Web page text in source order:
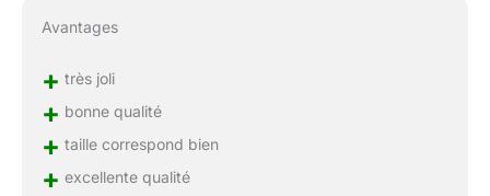
Avantages
+ très joli
+ bonne qualité
+ taille correspond bien
+ excellente qualité